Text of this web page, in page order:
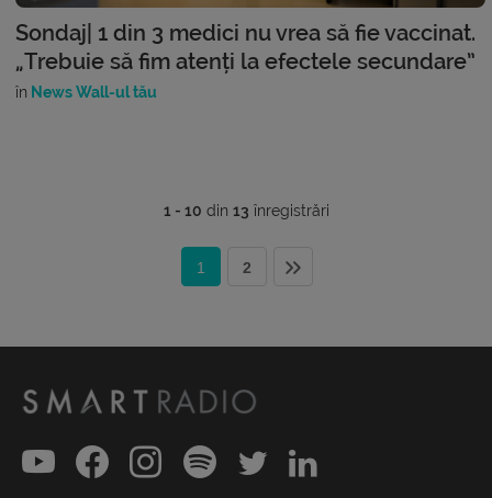
Sondaj| 1 din 3 medici nu vrea să fie vaccinat.
„Trebuie să fim atenți la efectele secundare”
în News Wall-ul tău
1 - 10 din 13 înregistrări
1 2